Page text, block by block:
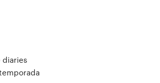
diaries